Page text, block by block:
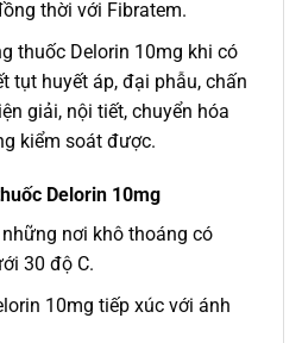
thời với Fibratem.
thuốc Delorin 10mg khi có
tụt huyết áp, đại phẫu, chấn
giải, nội tiết, chuyển hóa
kiểm soát được.
Delorin 10mg
nơi khô thoáng có
30 độ C.
10mg tiếp xúc với ánh